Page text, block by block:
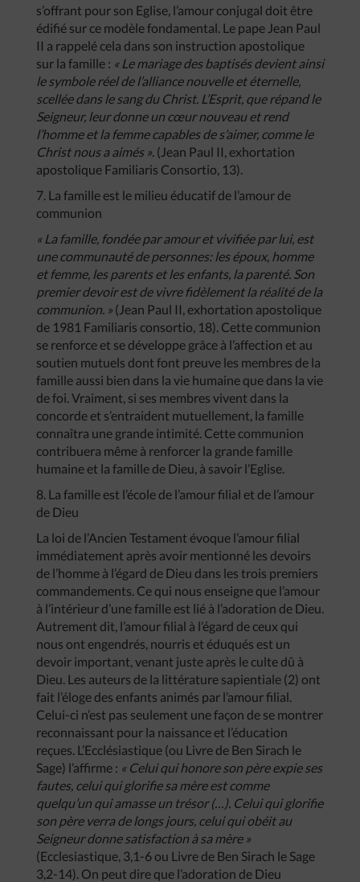
s’offrant pour son Eglise, l’amour conjugal doit être
édifié sur ce modèle fondamental. Le pape Jean Paul
II a rappelé cela dans son instruction apostolique
sur la famille : « Le mariage des baptisés devient ainsi
le symbole réel de l’alliance nouvelle et éternelle,
scellée dans le sang du Christ. L’Esprit, que répand le
Seigneur, leur donne un cœur nouveau et rend
l’homme et la femme capables de s’aimer, comme le
Christ nous a aimés ». (Jean Paul II, exhortation
apostolique Familiaris Consortio, 13).
7. La famille est le milieu éducatif de l’amour de
communion
« La famille, fondée par amour et vivifiée par lui, est
une communauté de personnes: les époux, homme
et femme, les parents et les enfants, la parenté. Son
premier devoir est de vivre fidèlement la réalité de la
communion. » (Jean Paul II, exhortation apostolique
de 1981 Familiaris consortio, 18). Cette communion
se renforce et se développe grâce à l’affection et au
soutien mutuels dont font preuve les membres de la
famille aussi bien dans la vie humaine que dans la vie
de foi. Vraiment, si ses membres vivent dans la
concorde et s’entraident mutuellement, la famille
connaîtra une grande intimité. Cette communion
contribuera même à renforcer la grande famille
humaine et la famille de Dieu, à savoir l’Eglise.
8. La famille est l’école de l’amour filial et de l’amour
de Dieu
La loi de l’Ancien Testament évoque l’amour filial
immédiatement après avoir mentionné les devoirs
de l’homme à l’égard de Dieu dans les trois premiers
commandements. Ce qui nous enseigne que l’amour
à l’intérieur d’une famille est lié à l’adoration de Dieu.
Autrement dit, l’amour filial à l’égard de ceux qui
nous ont engendrés, nourris et éduqués est un
devoir important, venant juste après le culte dû à
Dieu. Les auteurs de la littérature sapientiale (2) ont
fait l’éloge des enfants animés par l’amour filial.
Celui-ci n’est pas seulement une façon de se montrer
reconnaissant pour la naissance et l’éducation
reçues. L’Ecclésiastique (ou Livre de Ben Sirach le
Sage) l’affirme : « Celui qui honore son père expie ses
fautes, celui qui glorifie sa mère est comme
quelqu’un qui amasse un trésor (…). Celui qui glorifie
son père verra de longs jours, celui qui obéit au
Seigneur donne satisfaction à sa mère »
(Ecclesiastique, 3,1-6 ou Livre de Ben Sirach le Sage
3,2-14). On peut dire que l’adoration de Dieu